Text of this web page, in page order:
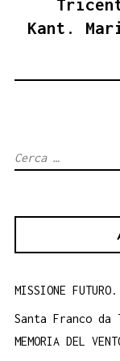
Kant.
Ricerca
MISSIONE
Santa Franco da
MEMORIA DEL